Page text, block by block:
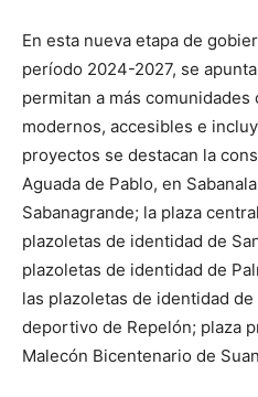
En esta nueva etapa de
período 2024-2027, se
permitan a más
modernos, accesibles e
proyectos se destacan la
Aguada de Pablo, en
Sabanagrande; la plaza
plazoletas de identidad de
plazoletas de identidad de
las plazoletas de identidad
deportivo de Repelón; plaza
Malecón Bicentenario de